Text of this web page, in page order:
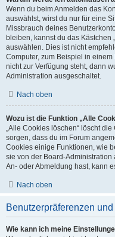
Wenn du beim Anmelden das
auswählst, wirst du nur für eine
Missbrauch deines
bleiben, kannst du das Kästchen
auswählen. Dies ist nicht
Computer, zum Beispiel in
nicht zur Verfügung steht, dann
Administration ausgeschaltet.
Nach oben
Wozu ist die Funktion „Alle
„Alle Cookies löschen“ löscht
sorgen, dass du im Forum
Cookies einige Funktionen, wie
sie von der Board-
An- oder Abmeldung hast, kann
Nach oben
Benutzerpräferenzen
Wie kann ich meine